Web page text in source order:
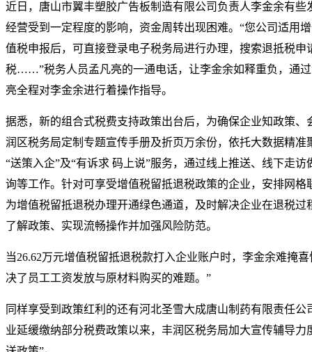
近日，唐山市翼丰塑胶广告板制造有限公司负责人李金余有些
经营受到一定程度的影响，资金周转出现困难。“您公司适用
值税申报后，可直接登录电子税务局进行办理，搜索退抵税申
税……”税务人员孟凡亮的一通电话，让李金余如释重负，通过
亮全程对李金余进行着操作指导。
据悉，新的组合式税费支持政策出台后，为确保企业知政策、
润区税务局定制专题宣传手册及折页万余份，依托大数据精准
“送策入企”及“有诉求 码上说”服务，通过线上推送、线下走
询等工作。针对可享受增值税留抵退税政策的企业，安排网格
为增值税留抵退税办理开通绿色通道，及时解决企业在退税
了解政策、实现流畅操作并加强风险防范。
当26.62万元增值税留抵退税款打入企业账户时，李金余难掩
决了员工工资发放与原材料购买的难题。”
同样享受到政策红利的还有河北圣雪大成唐山制药有限责任
业延缓缴纳部分税费政策以来，丰润区税务局加大宣传辅导力